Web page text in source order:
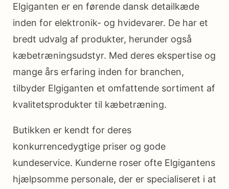
Elgiganten er en førende dansk detailkæde
inden for elektronik- og hvidevarer. De har et
bredt udvalg af produkter, herunder også
kæbetræningsudstyr. Med deres ekspertise og
mange års erfaring inden for branchen,
tilbyder Elgiganten et omfattende sortiment af
kvalitetsprodukter til kæbetræning.
Butikken er kendt for deres
konkurrencedygtige priser og gode
kundeservice. Kunderne roser ofte Elgigantens
hjælpsomme personale, der er specialiseret i at